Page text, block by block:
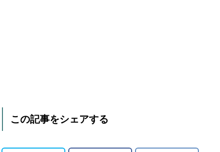
この記事をシェアする